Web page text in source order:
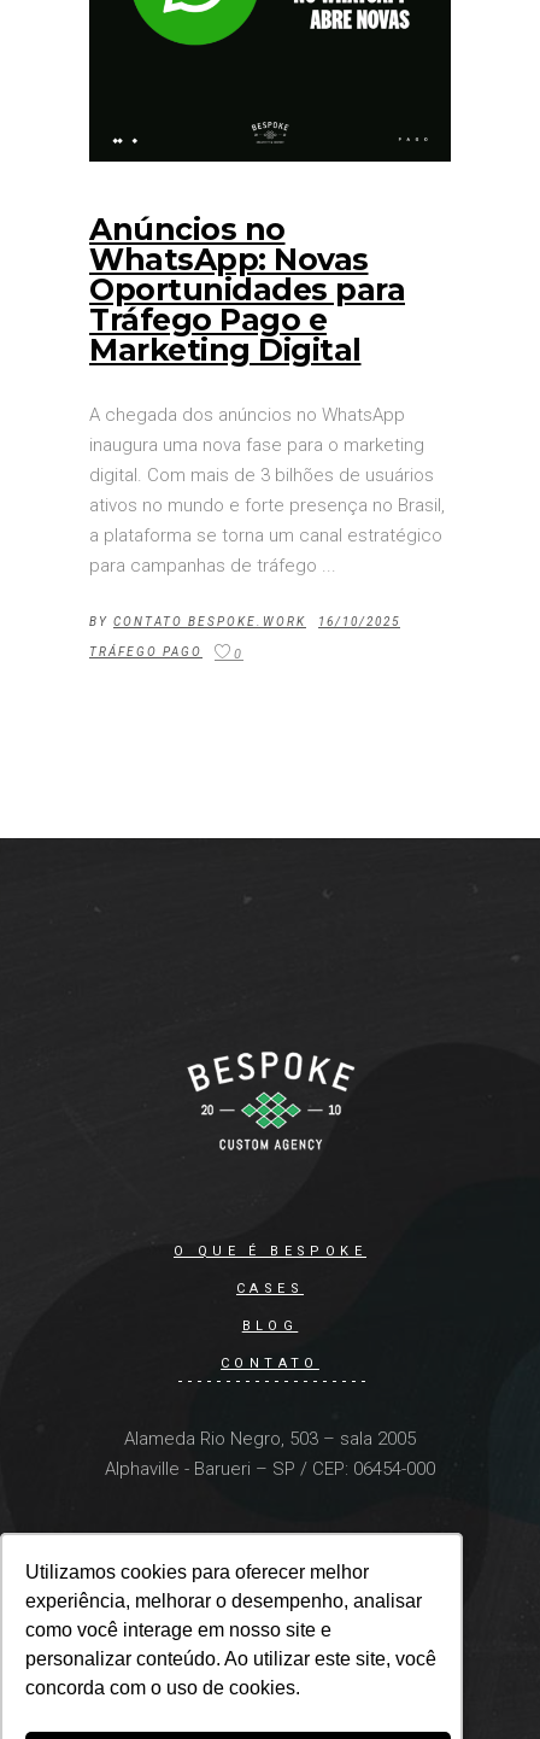
Utilizamos cookies para oferecer melhor
experiência, melhorar o desempenho, analisar
como você interage em nosso site e
personalizar conteúdo. Ao utilizar este site, você
concorda com o uso de cookies.
Utilizamos cookies para oferecer melhor
experiência, melhorar o desempenho, analisar
como você interage em nosso site e
personalizar conteúdo. Ao utilizar este site, você
concorda com o uso de cookies.
Anúncios no
WhatsApp: Novas
Oportunidades para
Tráfego Pago e
Marketing Digital
A chegada dos anúncios no WhatsApp
inaugura uma nova fase para o marketing
digital. Com mais de 3 bilhões de usuários
ativos no mundo e forte presença no Brasil,
a plataforma se torna um canal estratégico
para campanhas de tráfego
BY CONTATO BESPOKE.WORK 16/10/2025
TRÁFEGO PAGO 0
O QUE É BESPOKE
CASES
BLOG
CONTATO
Alameda Rio Negro, 503 – sala 2005
Alphaville - Barueri – SP / CEP: 06454-000